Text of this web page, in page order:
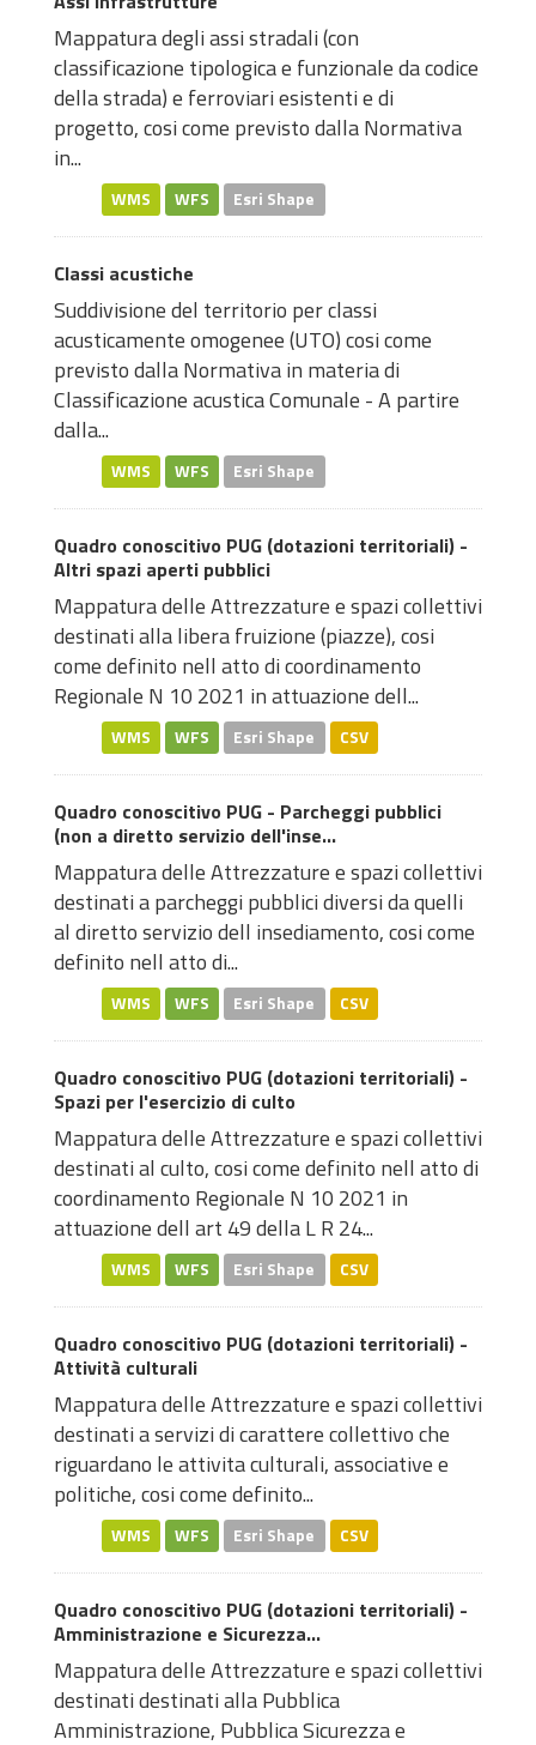
Mappatura degli assi stradali (con
classificazione tipologica e funzionale da codice
della strada) e ferroviari esistenti e di
progetto, cosi come previsto dalla Normativa
in...
WMS WFS Esri Shape
Classi acustiche
Suddivisione del territorio per classi
acusticamente omogenee (UTO) cosi come
previsto dalla Normativa in materia di
Classificazione acustica Comunale - A partire
dalla...
WMS WFS Esri Shape
Quadro conoscitivo PUG (dotazioni territoriali) -
Altri spazi aperti pubblici
Mappatura delle Attrezzature e spazi collettivi
destinati alla libera fruizione (piazze), cosi
come definito nell atto di coordinamento
Regionale N 10 2021 in attuazione dell...
WMS WFS Esri Shape CSV
Quadro conoscitivo PUG - Parcheggi pubblici
(non a diretto servizio dell'inse...
Mappatura delle Attrezzature e spazi collettivi
destinati a parcheggi pubblici diversi da quelli
al diretto servizio dell insediamento, cosi come
definito nell atto di...
WMS WFS Esri Shape CSV
Quadro conoscitivo PUG (dotazioni territoriali) -
Spazi per l'esercizio di culto
Mappatura delle Attrezzature e spazi collettivi
destinati al culto, cosi come definito nell atto di
coordinamento Regionale N 10 2021 in
attuazione dell art 49 della L R 24...
WMS WFS Esri Shape CSV
Quadro conoscitivo PUG (dotazioni territoriali) -
Attività culturali
Mappatura delle Attrezzature e spazi collettivi
destinati a servizi di carattere collettivo che
riguardano le attivita culturali, associative e
politiche, cosi come definito...
WMS WFS Esri Shape CSV
Quadro conoscitivo PUG (dotazioni territoriali) -
Amministrazione e Sicurezza...
Mappatura delle Attrezzature e spazi collettivi
destinati destinati alla Pubblica
Amministrazione, Pubblica Sicurezza e